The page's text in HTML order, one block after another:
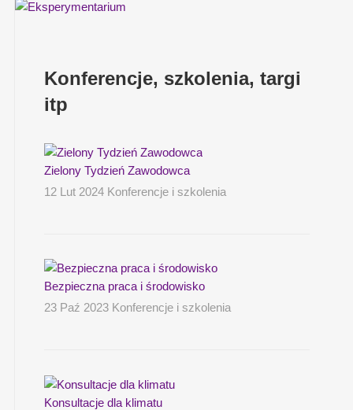
Konferencje, szkolenia, targi
itp
Zielony Tydzień Zawodowca
12 Lut 2024 Konferencje i szkolenia
Bezpieczna praca i środowisko
23 Paź 2023 Konferencje i szkolenia
Konsultacje dla klimatu